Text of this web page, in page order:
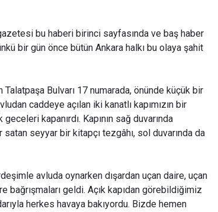
gazetesi bu haberi birinci sayfasında ve baş haber
bir gün önce bütün Ankara halkı bu olaya şahit
Talatpaşa Bulvarı 17 numarada, önünde küçük bir
caddeye açılan iki kanatlı kapımızın bir
kapanırdı. Kapının sağ duvarında
seyyar bir kitapçı tezgâhı, sol duvarında da
avluda oynarken dışardan uçan daire, uçan
bağrışmaları geldi. Açık kapıdan görebildiğimiz
herkes havaya bakıyordu. Bizde hemen